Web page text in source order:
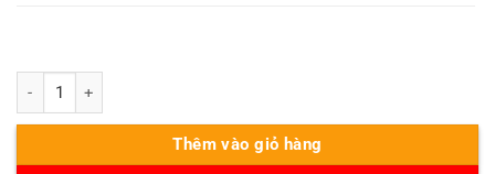
Thêm vào giỏ hàng